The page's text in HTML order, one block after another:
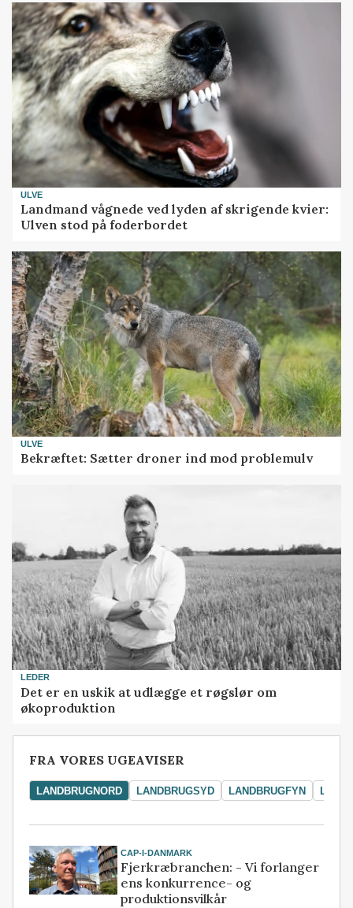
ULVE
Landmand vågnede ved lyden af skrigende kvier:
Ulven stod på foderbordet
ULVE
Bekræftet: Sætter droner ind mod problemulv
LEDER
Det er en uskik at udlægge et røgslør om
økoproduktion
FRA VORES UGEAVISER
LANDBRUGNORD LANDBRUGSYD LANDBRUGFYN
CAP-I-DANMARK
Fjerkræbranchen: - Vi forlanger
ens konkurrence- og
produktionsvilkår